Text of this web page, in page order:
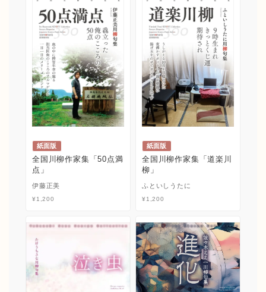
紙面版
全国川柳作家集「50点満
点」
伊藤正美
¥1,200
紙面版
全国川柳作家集「道楽川
柳」
ふといしうたに
¥1,200